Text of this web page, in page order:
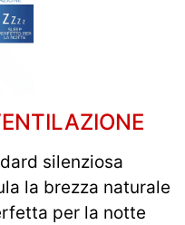
silenziosa
la brezza naturale
per la notte